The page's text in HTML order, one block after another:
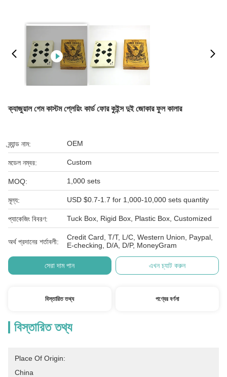
ক্যাজুয়াল গেম কাস্টম প্লেয়িং কার্ড ফোর কুইন্স দুই জোকার ফুল কালার
ব্র্যান্ড নাম: OEM
মডেল নম্বর: Custom
MOQ: 1,000 sets
মূল্য: USD $0.7-1.7 for 1,000-10,000 sets quantity
প্যাকেজিং বিবরণ: Tuck Box, Rigid Box, Plastic Box, Customized
অর্থ প্রদানের শর্তাবলী:
Credit Card, T/T, L/C, Western Union, Paypal,
E-checking, D/A, D/P, MoneyGram
সেরা দাম পান এখন চ্যাট করুন
বিস্তারিত তথ্য পণ্যের বর্ণনা
বিস্তারিত তথ্য
Place Of Origin:
China